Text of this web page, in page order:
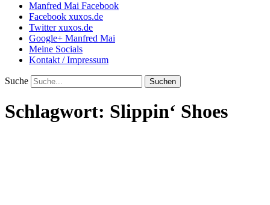
Manfred Mai Facebook
Facebook xuxos.de
Twitter xuxos.de
Google+ Manfred Mai
Meine Socials
Kontakt / Impressum
Suche
Schlagwort: Slippin‘ Shoes